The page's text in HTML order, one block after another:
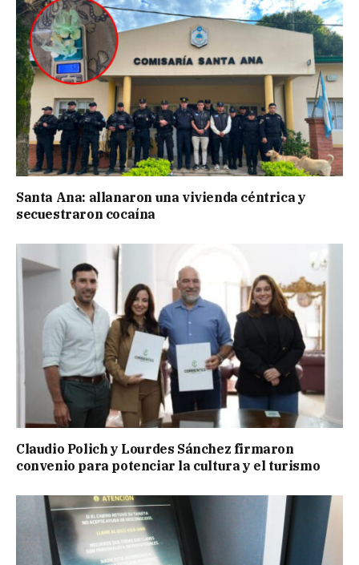
Santa Ana: allanaron una vivienda céntrica y
secuestraron cocaína
Claudio Polich y Lourdes Sánchez firmaron
convenio para potenciar la cultura y el turismo